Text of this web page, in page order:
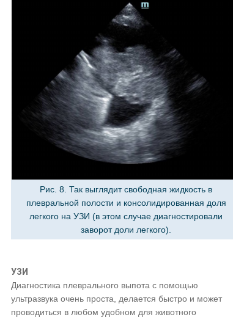
Рис. 8. Так выглядит свободная жидкость в
плевральной полости и консолидированная доля
легкого на УЗИ (в этом случае диагностировали
заворот доли легкого).
УЗИ
Диагностика плеврального выпота с помощью
ультразвука очень проста, делается быстро и может
проводиться в любом удобном для животного